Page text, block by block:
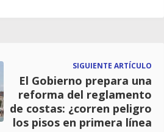
SIGUIENTE ARTÍCULO
El Gobierno prepara una
reforma del reglamento
de costas: ¿corren peligro
los pisos en primera línea